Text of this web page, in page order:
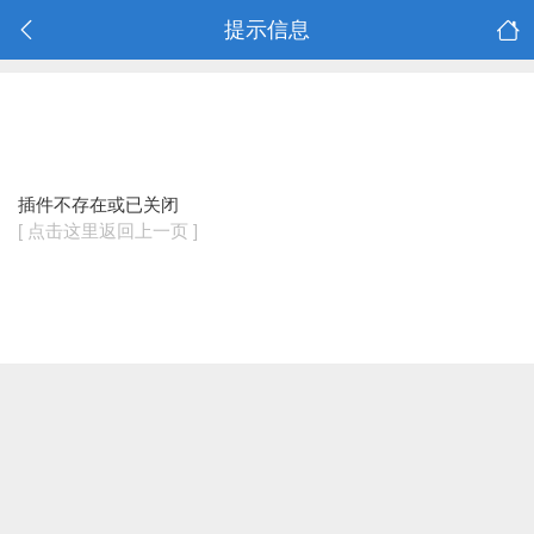
提示信息
插件不存在或已关闭
[ 点击这里返回上一页 ]